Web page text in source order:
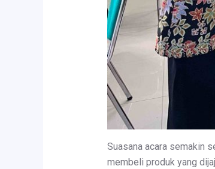
Suasana acara semakin
membeli produk yang